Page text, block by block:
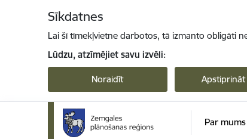
Sīkdatnes
Lai šī tīmekļvietne darbotos, tā izmanto obligāti
Lūdzu, atzīmējiet savu izvēli:
Noraidīt Apstiprināt
Par mums